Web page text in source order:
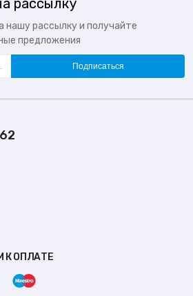
рассылку
нашу рассылку и получайте
предложения
Подписаться
К ОПЛАТЕ